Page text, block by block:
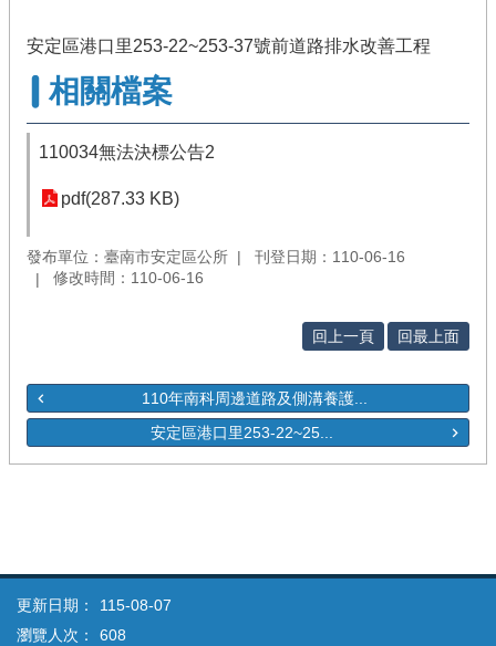
安定區港口里253-22~253-37號前道路排水改善工程
相關檔案
110034無法決標公告2
pdf(287.33 KB)
發布單位：臺南市安定區公所
刊登日期：110-06-16
修改時間：110-06-16
回上一頁 回最上面
110年南科周邊道路及側溝養護...
安定區港口里253-22~25...
更新日期：
115-08-07
瀏覽人次：
608